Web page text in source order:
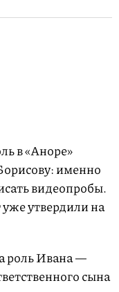
в «Аноре»
именно
видеопробы.
утвердили на
роль Ивана —
сына